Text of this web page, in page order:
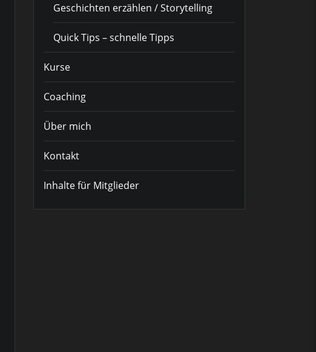
Geschichten erzählen / Storytelling
Quick Tips – schnelle Tipps
Kurse
Coaching
Über mich
Kontakt
Inhalte für Mitglieder